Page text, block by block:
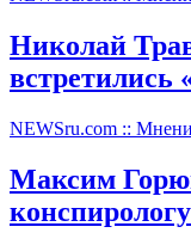
Николай
встретились
NEWSru.com ::
Максим